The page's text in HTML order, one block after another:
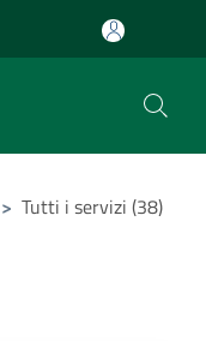
> Tutti i servizi (38)